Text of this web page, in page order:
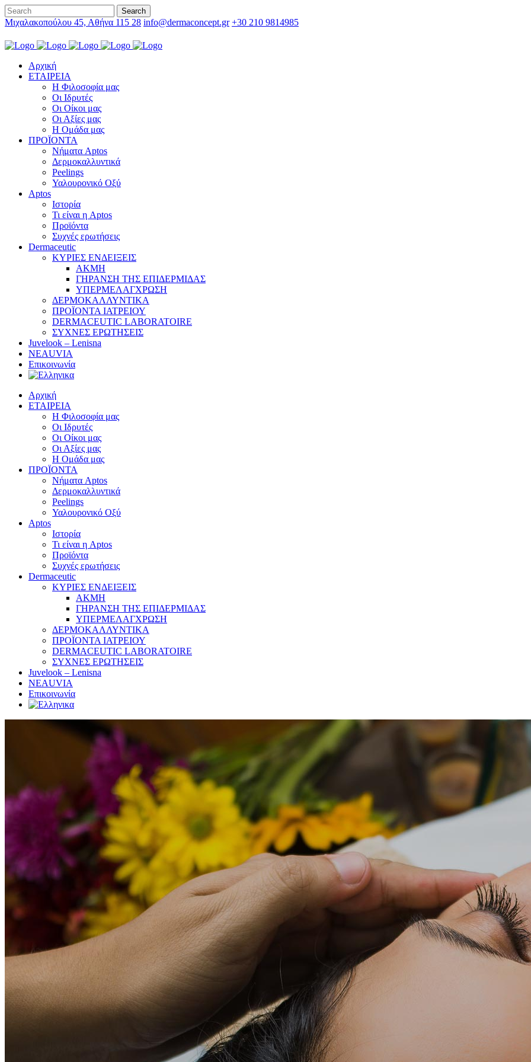
Μιχαλακοπούλου 45, Αθήνα 115 28 info@dermaconcept.gr +30 210 9814985
Αρχική
ΕΤΑΙΡΕΙΑ
Η Φιλοσοφία μας
Οι Ιδρυτές
Οι Οίκοι μας
Οι Αξίες μας
Η Ομάδα μας
ΠΡΟΪΟΝΤΑ
Νήματα Aptos
Δερμοκαλλυντικά
Peelings
Υαλουρονικό Οξύ
Aptos
Ιστορία
Τι είναι η Aptos
Προϊόντα
Συχνές ερωτήσεις
Dermaceutic
ΚΥΡΙΕΣ ΕΝΔΕΙΞΕΙΣ
ΑΚΜΗ
ΓΗΡΑΝΣΗ ΤΗΣ ΕΠΙΔΕΡΜΙΔΑΣ
ΥΠΕΡΜΕΛΑΓΧΡΩΣΗ
ΔΕΡΜΟΚΑΛΛΥΝΤΙΚΑ
ΠΡΟΪΟΝΤΑ ΙΑΤΡΕΙΟΥ
DERMACEUTIC LABORATOIRE
ΣΥΧΝΕΣ ΕΡΩΤΗΣΕΙΣ
Juvelook – Lenisna
NEAUVIA
Επικοινωνία
Αρχική
ΕΤΑΙΡΕΙΑ
Η Φιλοσοφία μας
Οι Ιδρυτές
Οι Οίκοι μας
Οι Αξίες μας
Η Ομάδα μας
ΠΡΟΪΟΝΤΑ
Νήματα Aptos
Δερμοκαλλυντικά
Peelings
Υαλουρονικό Οξύ
Aptos
Ιστορία
Τι είναι η Aptos
Προϊόντα
Συχνές ερωτήσεις
Dermaceutic
ΚΥΡΙΕΣ ΕΝΔΕΙΞΕΙΣ
ΑΚΜΗ
ΓΗΡΑΝΣΗ ΤΗΣ ΕΠΙΔΕΡΜΙΔΑΣ
ΥΠΕΡΜΕΛΑΓΧΡΩΣΗ
ΔΕΡΜΟΚΑΛΛΥΝΤΙΚΑ
ΠΡΟΪΟΝΤΑ ΙΑΤΡΕΙΟΥ
DERMACEUTIC LABORATOIRE
ΣΥΧΝΕΣ ΕΡΩΤΗΣΕΙΣ
Juvelook – Lenisna
NEAUVIA
Επικοινωνία